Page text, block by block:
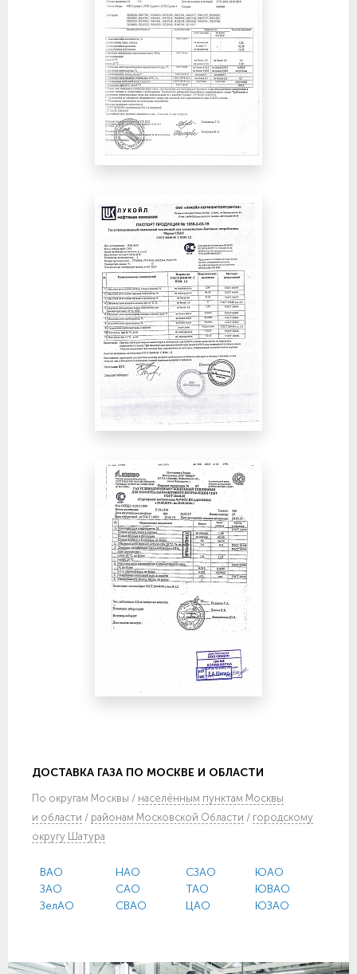
ДОСТАВКА ГАЗА ПО МОСКВЕ И ОБЛАСТИ
По округам Москвы / населённым пунктам Москвы
и области / районам Московской Области / городскому
округу Шатура
ВАО
ЗАО
ЗелАО
НАО
САО
СВАО
СЗАО
ТАО
ЦАО
ЮАО
ЮВАО
ЮЗАО